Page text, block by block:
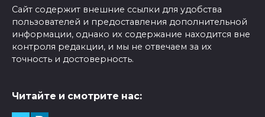
Сайт содержит внешние ссылки для удобства
пользователей и предоставления дополнительной
информации, однако их содержание находится вне
контроля редакции, и мы не отвечаем за их
точность и достоверность.
Читайте и смотрите нас: